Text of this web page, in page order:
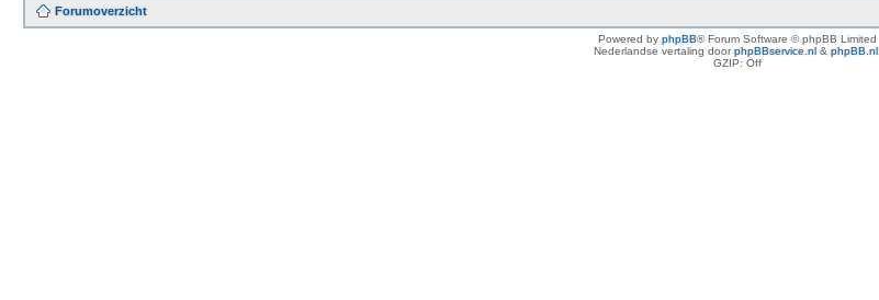
Forumoverzicht
Powered by phpBB® Forum Software © phpBB Limited
Nederlandse vertaling doorphpBBservice.nl & phpBB.nl
GZIP: Off